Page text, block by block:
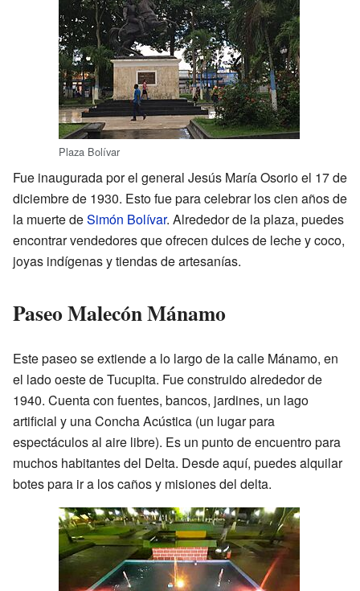
Plaza Bolívar
Fue inaugurada por el general Jesús María Osorio el 17 de
diciembre de 1930. Esto fue para celebrar los cien años de
la muerte deSimón Bolívar. Alrededor de la plaza, puedes
encontrar vendedores que ofrecen dulces de leche y coco,
joyas indígenas y tiendas de artesanías.
Paseo Malecón Mánamo
Este paseo se extiende a lo largo de la calle Mánamo, en
el lado oeste de Tucupita. Fue construido alrededor de
1940. Cuenta con fuentes, bancos, jardines, un lago
artificial y una Concha Acústica (un lugar para
espectáculos al aire libre). Es un punto de encuentro para
muchos habitantes del Delta. Desde aquí, puedes alquilar
botes para ir a los caños y misiones del delta.